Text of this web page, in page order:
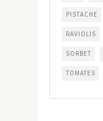
PISTACHE
RAVIOLIS
SORBET
TOMATES